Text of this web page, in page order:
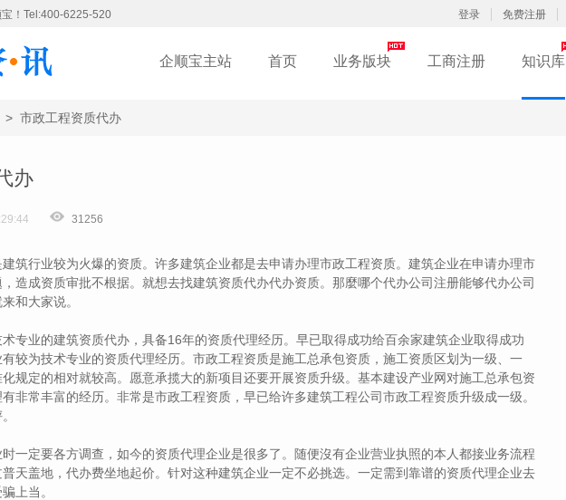
！Tel:400-6225-520 登录 免费注册
企顺宝主站 首页 业务版块 工商注册 知识库
> 市政工程资质代办
办
31256
行业较为火爆的资质。许多建筑企业都是去申请办理市政工程资质。建筑企业在申请办理市
造成资质审批不根据。就想去找建筑资质代办代办资质。那麼哪个代办公司注册能够代办公司
和大家说。
业的建筑资质代办，具备16年的资质代理经历。早已取得成功给百余家建筑企业取得成功
较为技术专业的资质代理经历。市政工程资质是施工总承包资质，施工资质区划为一级、一
规定的相对就较高。愿意承揽大的新项目还要开展资质升级。基本建设产业网对施工总承包资
非常丰富的经历。非常是市政工程资质，早已给许多建筑工程公司市政工程资质升级成一级。
定要各方调查，如今的资质代理企业是很多了。随便沒有企业营业执照的本人都接业务流程
天盖地，代办费坐地起价。针对这种建筑企业一定不必挑选。一定需到靠谱的资质代理企业去
上当。